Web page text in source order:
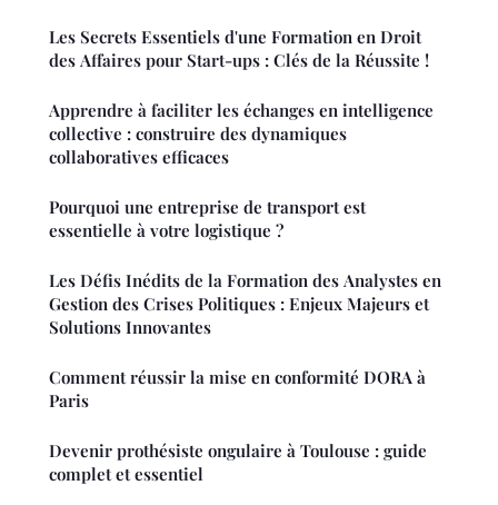
Les Secrets Essentiels d'une Formation en Droit
des Affaires pour Start-ups : Clés de la Réussite !
Apprendre à faciliter les échanges en intelligence
collective : construire des dynamiques
collaboratives efficaces
Pourquoi une entreprise de transport est
essentielle à votre logistique ?
Les Défis Inédits de la Formation des Analystes en
Gestion des Crises Politiques : Enjeux Majeurs et
Solutions Innovantes
Comment réussir la mise en conformité DORA à
Paris
Devenir prothésiste ongulaire à Toulouse : guide
complet et essentiel